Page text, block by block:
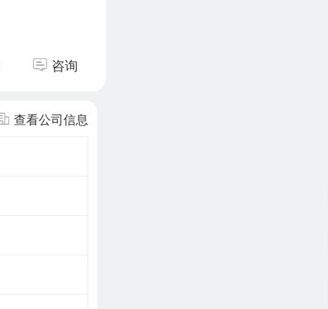
咨询
查看公司信息